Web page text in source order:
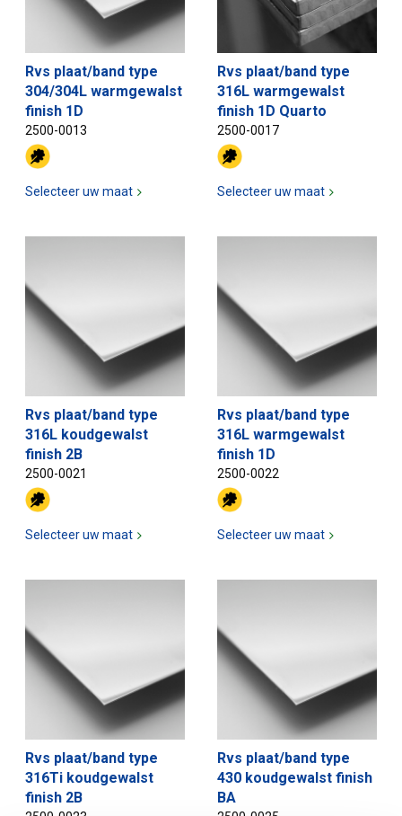
Rvs plaat/band type
304/304L warmgewalst
finish 1D
2500-0013
Selecteer uw maat
Rvs plaat/band type
316L warmgewalst
finish 1D Quarto
2500-0017
Selecteer uw maat
Rvs plaat/band type
316L koudgewalst
finish 2B
2500-0021
Selecteer uw maat
Rvs plaat/band type
316L warmgewalst
finish 1D
2500-0022
Selecteer uw maat
Rvs plaat/band type
316Ti koudgewalst
finish 2B
Rvs plaat/band type
430 koudgewalst finish
BA